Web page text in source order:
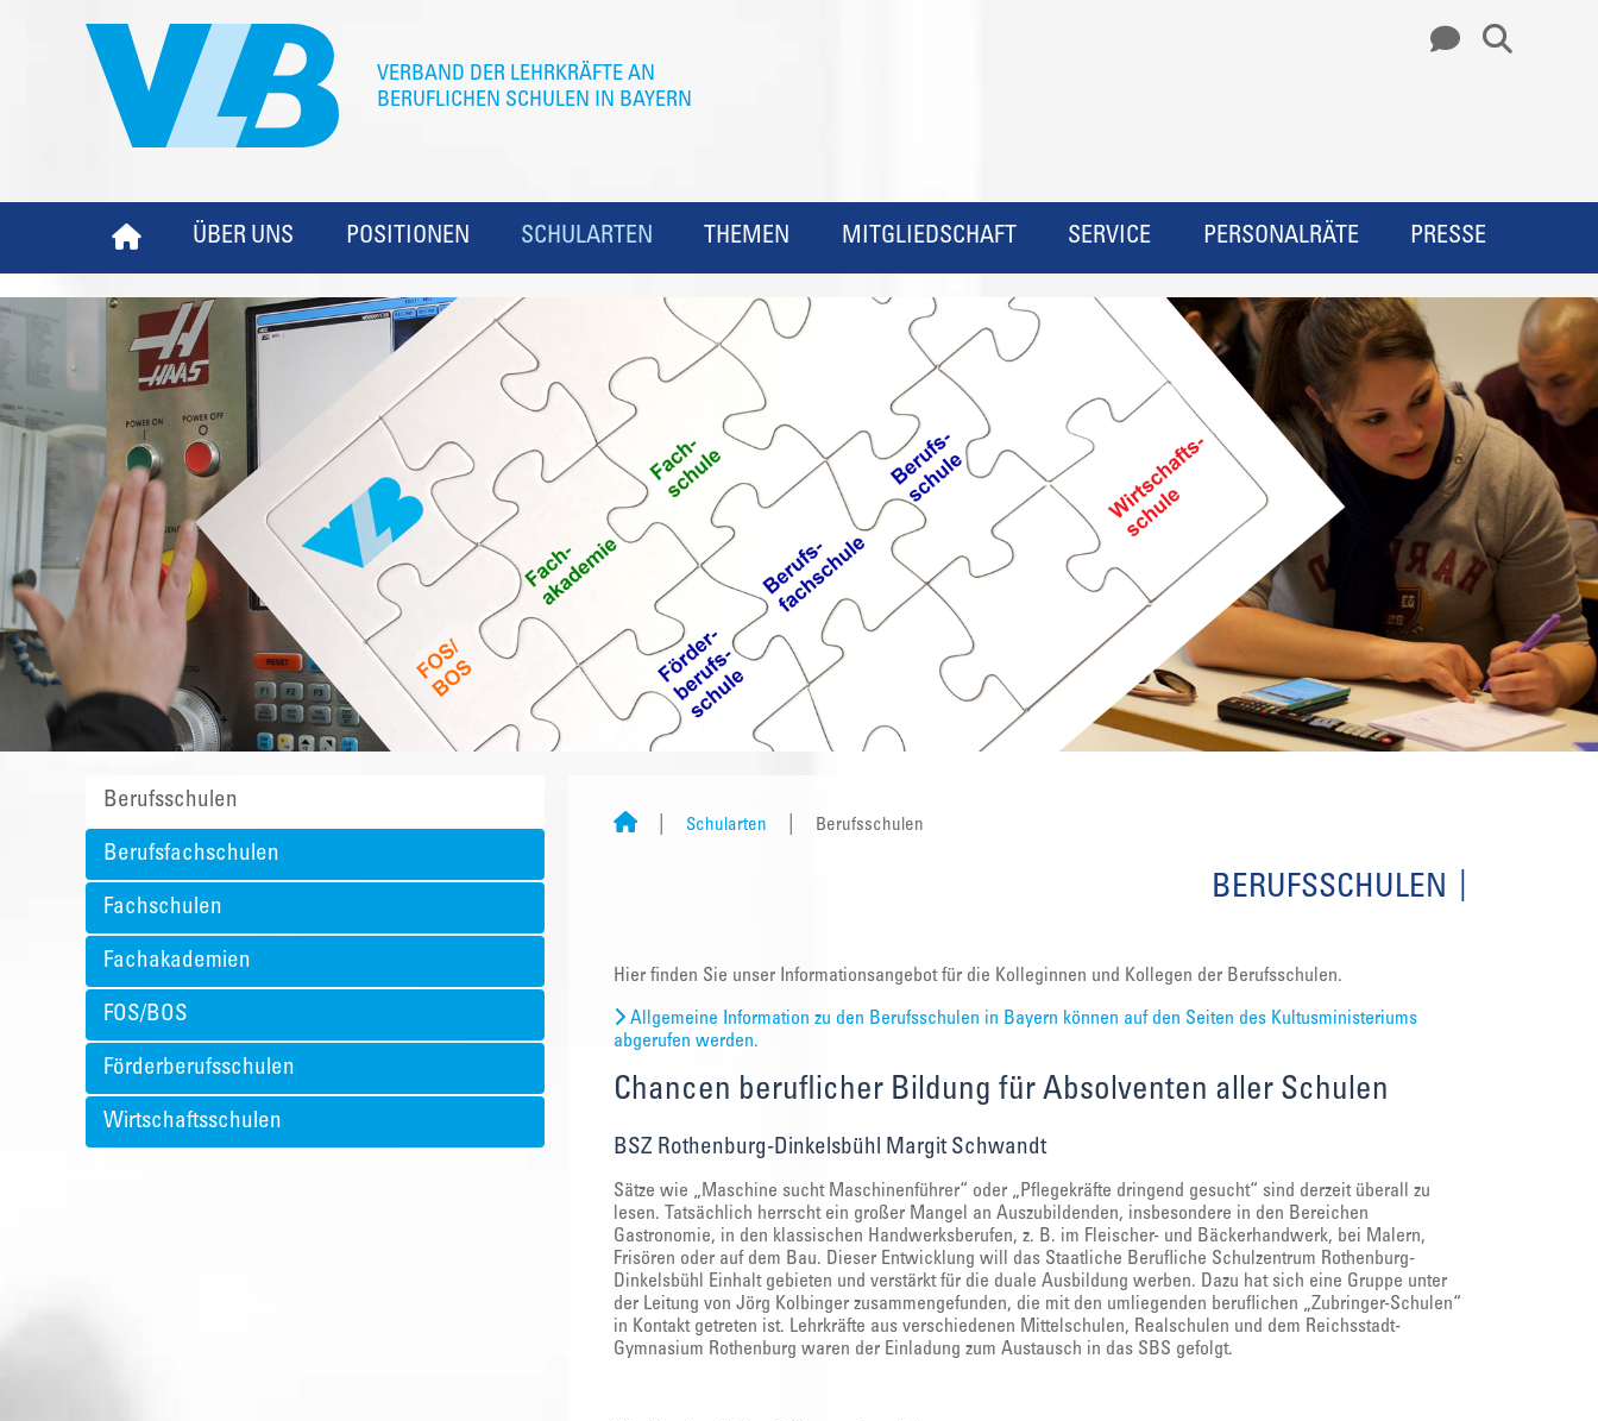
ÜBER UNS POSITIONEN SCHULARTEN THEMEN MITGLIEDSCHAFT SERVICE PERSONALRÄTE PRESSE
Berufsschulen
Berufsfachschulen
Fachschulen
Fachakademien
FOS/BOS
Förderberufsschulen
Wirtschaftsschulen
Schularten Berufsschulen
BERUFSSCHULEN
Hier finden Sie unser Informationsangebot für die Kolleginnen und Kollegen der Berufsschulen.
Allgemeine Information zu den Berufsschulen in Bayern können auf den Seiten des Kultusministeriums
abgerufen werden.
Chancen beruflicher Bildung für Absolventen aller Schulen
BSZ Rothenburg-Dinkelsbühl Margit Schwandt
Sätze wie „Maschine sucht Maschinenführer“ oder „Pflegekräfte dringend gesucht“ sind derzeit überall zu
lesen. Tatsächlich herrscht ein großer Mangel an Auszubildenden, insbesondere in den Bereichen
Gastronomie, in den klassischen Handwerksberufen, z. B. im Fleischer- und Bäckerhandwerk, bei Malern,
Frisören oder auf dem Bau. Dieser Entwicklung will das Staatliche Berufliche Schulzentrum Rothenburg-
Dinkelsbühl Einhalt gebieten und verstärkt für die duale Ausbildung werben. Dazu hat sich eine Gruppe unter
der Leitung von Jörg Kolbinger zusammengefunden, die mit den umliegenden beruflichen „Zubringer-Schulen“
in Kontakt getreten ist. Lehrkräfte aus verschiedenen Mittelschulen, Realschulen und dem Reichsstadt-
Gymnasium Rothenburg waren der Einladung zum Austausch in das SBS gefolgt.